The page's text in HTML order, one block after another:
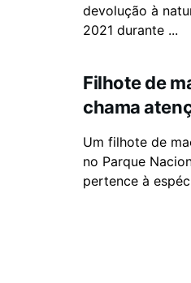
devolução à
2021 durante ...
Filhote de
chama
Um filhote de
no Parque
pertence à